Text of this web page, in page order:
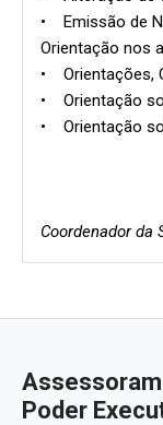
• Emissão de
Orientação nos
• Orientações,
• Orientação
• Orientação
Coordenador da
Poder